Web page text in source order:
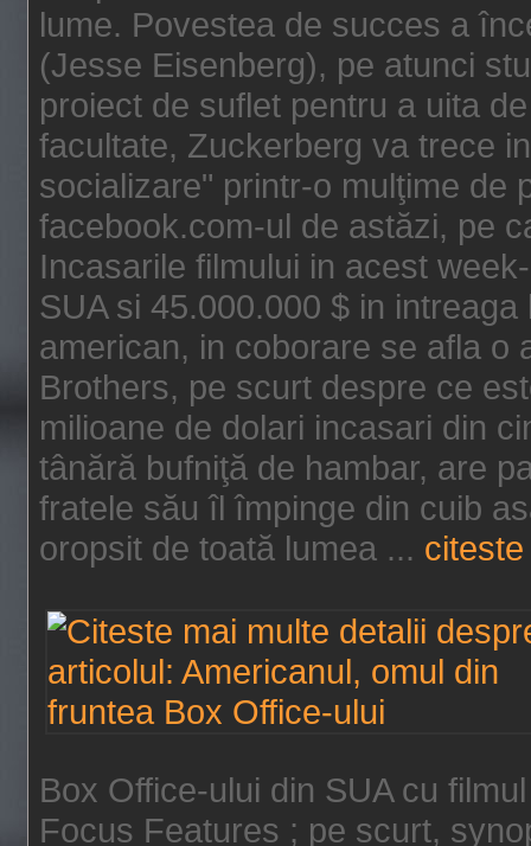
lume. Povestea de succes a
(Jesse Eisenberg), pe atunci
proiect de suflet pentru a uita
facultate, Zuckerberg va trece
socializare" printr-o mulţime de
facebook.com-ul de astăzi, pe
Incasarile filmului in acest
SUA si 45.000.000 $ in
american, in coborare se afla o
Brothers, pe scurt despre ce
milioane de dolari incasari din
tânără bufniţă de hambar, are
fratele său îl împinge din cuib
oropsit de toată lumea ...
Box Office-ului din SUA cu
Focus Features ; pe scurt,